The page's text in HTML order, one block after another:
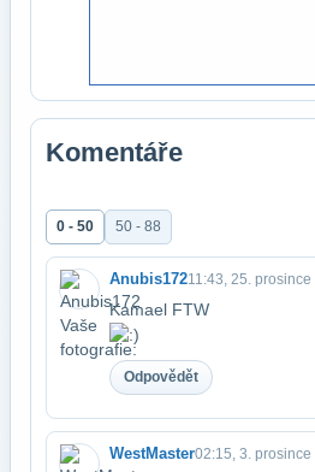
Komentáře
0 - 50 50 - 88
Anubis17211:43, 25. prosince
Kamael FTW
Odpovědět
WestMaster02:15, 3. prosince